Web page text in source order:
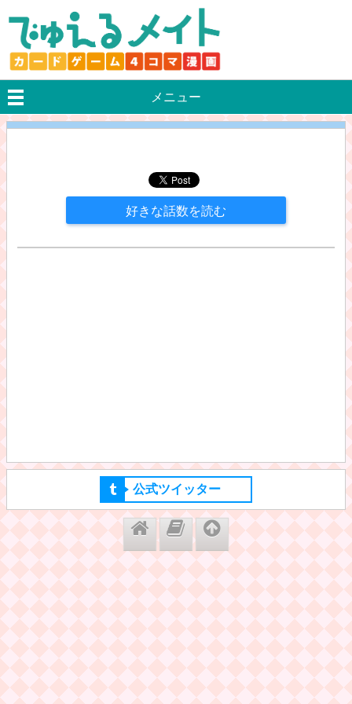
メニュー
好きな話数を読む
公式ツイッター